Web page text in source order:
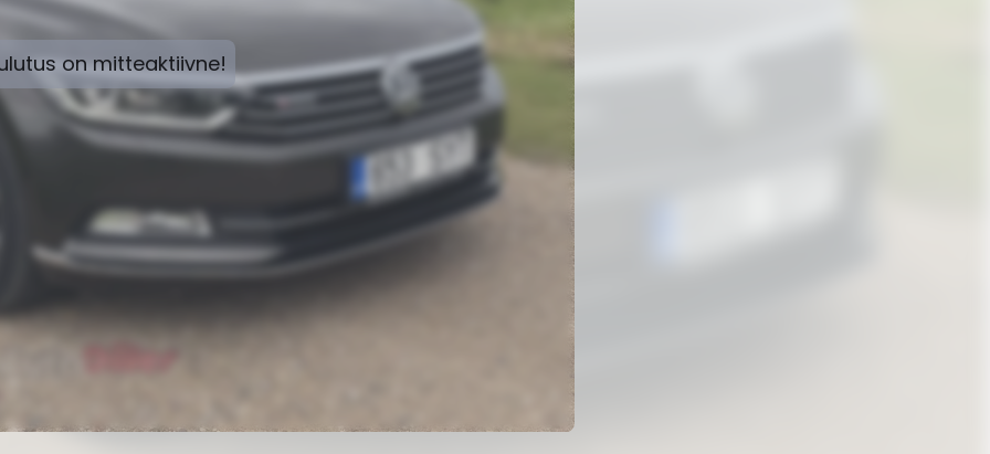
on mitteaktiivne!